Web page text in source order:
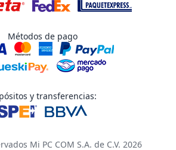
Métodos de pago
y transferencias:
Mi PC COM S.A. de C.V. 2026